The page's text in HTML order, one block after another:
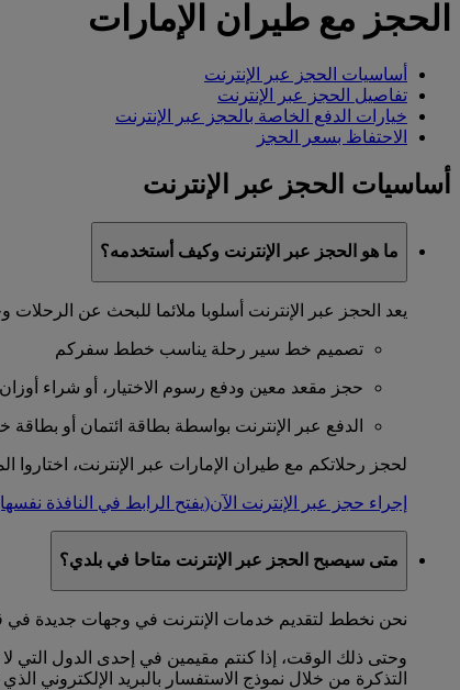
الحجز مع طيران الإمارات
أساسيات الحجز عبر الإنترنت
تفاصيل الحجز عبر الإنترنت
خيارات الدفع الخاصة بالحجز عبر الإنترنت
الاحتفاظ بسعر الحجز
أساسيات الحجز عبر الإنترنت
ما هو الحجز عبر الإنترنت وكيف أستخدمه؟
يعد الحجز عبر الإنترنت أسلوبا ملائما للبحث عن الرحلات
تصميم خط سير رحلة يناسب خطط سفركم
حجز مقعد معين ودفع رسوم الاختيار، أو شراء
الدفع عبر الإنترنت بواسطة بطاقة ائتمان أو
لحجز رحلاتكم مع طيران الإمارات عبر الإنترنت، اختاروا
إجراء حجز عبر الإنترنت الآن(يفتح الرابط في النافذة
متى سيصبح الحجز عبر الإنترنت متاحا في بلدي؟
نحن نخطط لتقديم خدمات الإنترنت في وجهات جديدة في
وحتى ذلك الوقت، إذا كنتم مقيمين في إحدى الدول التي
التذكرة من خلال نموذج الاستفسار بالبريد الإلكتروني